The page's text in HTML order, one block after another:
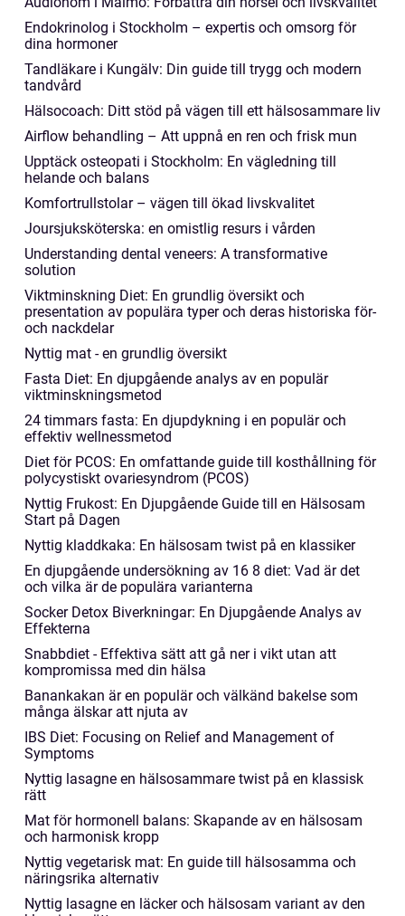
Endokrinolog i Stockholm – expertis och omsorg för
dina hormoner
Tandläkare i Kungälv: Din guide till trygg och modern
tandvård
Hälsocoach: Ditt stöd på vägen till ett hälsosammare liv
Airflow behandling – Att uppnå en ren och frisk mun
Upptäck osteopati i Stockholm: En vägledning till
helande och balans
Komfortrullstolar – vägen till ökad livskvalitet
Joursjuksköterska: en omistlig resurs i vården
Understanding dental veneers: A transformative
solution
Viktminskning Diet: En grundlig översikt och
presentation av populära typer och deras historiska för-
och nackdelar
Nyttig mat - en grundlig översikt
Fasta Diet: En djupgående analys av en populär
viktminskningsmetod
24 timmars fasta: En djupdykning i en populär och
effektiv wellnessmetod
Diet för PCOS: En omfattande guide till kosthållning för
polycystiskt ovariesyndrom (PCOS)
Nyttig Frukost: En Djupgående Guide till en Hälsosam
Start på Dagen
Nyttig kladdkaka: En hälsosam twist på en klassiker
En djupgående undersökning av 16 8 diet: Vad är det
och vilka är de populära varianterna
Socker Detox Biverkningar: En Djupgående Analys av
Effekterna
Snabbdiet - Effektiva sätt att gå ner i vikt utan att
kompromissa med din hälsa
Banankakan är en populär och välkänd bakelse som
många älskar att njuta av
IBS Diet: Focusing on Relief and Management of
Symptoms
Nyttig lasagne en hälsosammare twist på en klassisk
rätt
Mat för hormonell balans: Skapande av en hälsosam
och harmonisk kropp
Nyttig vegetarisk mat: En guide till hälsosamma och
näringsrika alternativ
Nyttig lasagne en läcker och hälsosam variant av den